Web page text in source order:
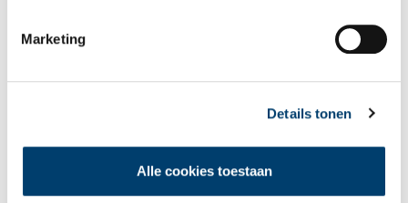
Marketing
Details tonen
Alle cookies toestaan
Tien verdwenen pretparken